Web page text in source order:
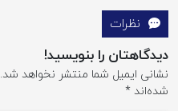
نظرات
دیدگاهتان را بنویسید!
نشانی ایمیل شما منتشر نخواهد شد.
شده‌اند *